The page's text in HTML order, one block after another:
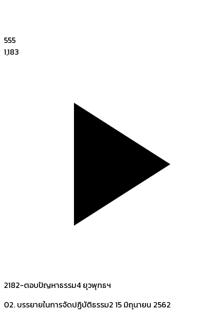
555
1,183
2182-ตอบปัญหาธรรม4 ยุวพุทธฯ
02. บรรยายในการจัดปฏิบัติธรรม2 15 มิถุนายน 2562